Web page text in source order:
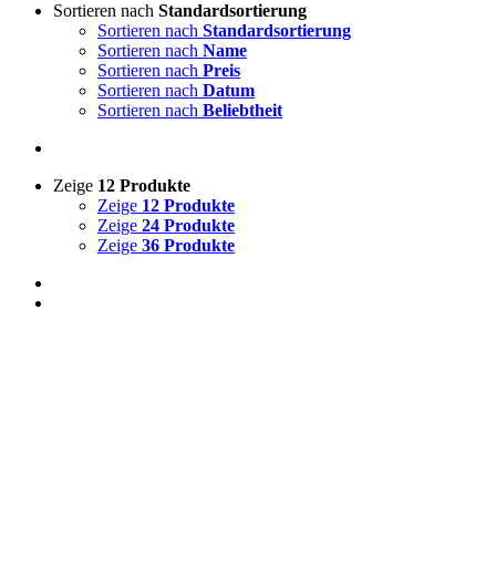
Sortieren nach Standardsortierung
Sortieren nach Standardsortierung
Sortieren nach Name
Sortieren nach Preis
Sortieren nach Datum
Sortieren nach Beliebtheit
Zeige 12 Produkte
Zeige 12 Produkte
Zeige 24 Produkte
Zeige 36 Produkte